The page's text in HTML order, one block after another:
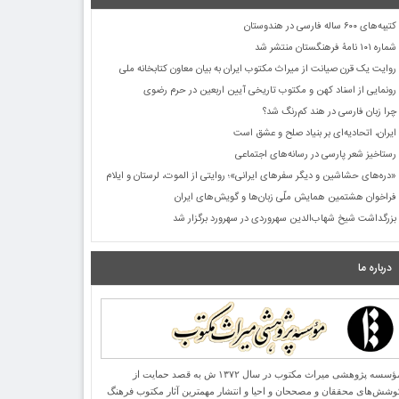
کتیبه‌های ۶۰۰ ساله فارسی در هندوستان
شماره ۱۰۱ نامۀ فرهنگستان منتشر شد
روایت یک قرن صیانت از میراث مکتوب ایران به بیان معاون کتابخانه ملی
رونمایی از اسناد کهن و مکتوب تاریخی آیین اربعین در حرم رضوی
چرا زبان فارسی در هند کم‌رنگ شد؟
ایران، اتحادیه‌ای بر بنیاد صلح و عشق است
رستاخیز شعر پارسی در رسانه‌های اجتماعی
«دره‌های حشاشین و دیگر سفرهای ایرانی»؛ روایتی از الموت، لرستان و ایلام
فراخوان هشتمین همایش ملّی زبان‌ها و گویش‌های ایران
بزرگداشت شیخ شهاب‌الدین سهروردی در سهرورد برگزار شد
درباره ما
مؤسسه پژوهشی میراث مكتوب در سال ۱۳۷۲ ش به قصد حمایت از
محققان و مصححان و احیا و انتشار مهمترین آثار مكتوب فرهنگ